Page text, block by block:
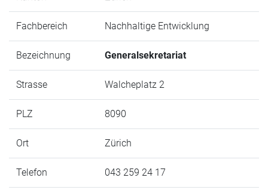
Fachbereich Nachhaltige Entwicklung
Bezeichnung Generalsekretariat
Strasse Walcheplatz 2
PLZ 8090
Ort Zürich
Telefon 043 259 24 17